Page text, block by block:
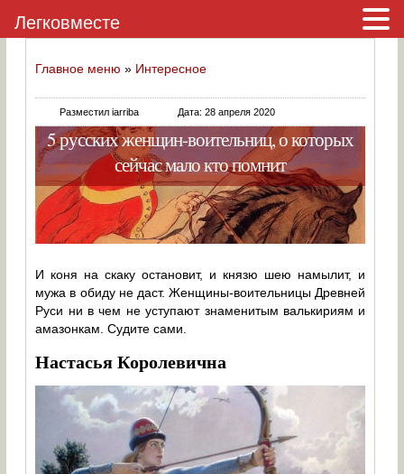
Главное меню » Интересное
Разместил iarriba Дата: 28 апреля 2020
5 русских женщин-воительниц, о которых
сейчас мало кто помнит
И коня на скаку остановит, и князю шею намылит, и
мужа в обиду не даст. Женщины-воительницы Древней
Руси ни в чем не уступают знаменитым валькириям и
амазонкам. Судите сами.
Настасья Королевична
Легковместе